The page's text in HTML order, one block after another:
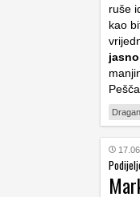
ruše
kao